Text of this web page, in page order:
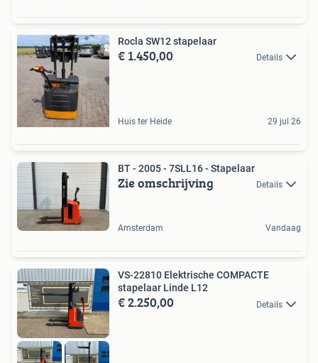
Rocla SW12 stapelaar
€ 1.450,00 Details
Huis ter Heide 29 jul 26
BT - 2005 - 7SLL16 - Stapelaar
Zie omschrijving Details
Amsterdam Vandaag
VS-22810 Elektrische COMPACTE
stapelaar Linde L12
€ 2.250,00 Details